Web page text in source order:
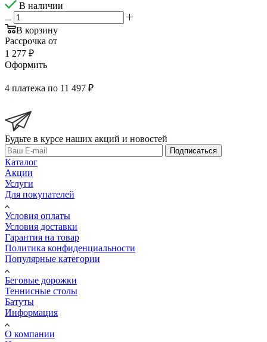
В наличии
В корзину
Рассрочка от
1 277 ₽
Оформить
4 платежа по 11 497 ₽
Будьте в курсе наших акций и новостей
Подписаться
Каталог
Акции
Услуги
Для покупателей
Условия оплаты
Условия доставки
Гарантия на товар
Политика конфиденциальности
Популярные категории
Беговые дорожки
Теннисные столы
Батуты
Информация
О компании